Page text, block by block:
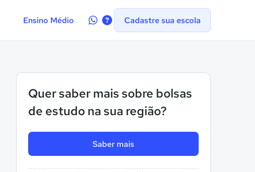
Ensino Médio
Contate-Cadastre sua escola
Quer saber mais sobre bolsas
de estudo na sua região?
Saber mais